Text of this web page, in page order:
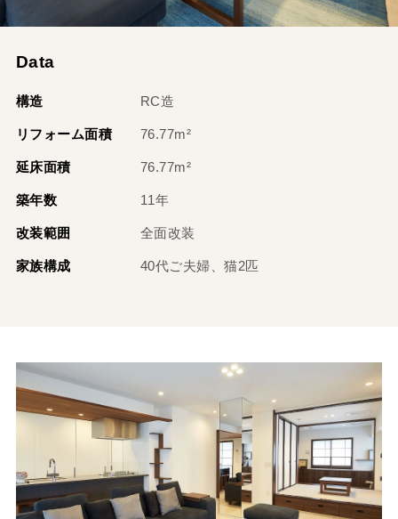
Data
構造 RC造
リフォーム面積 76.77m²
延床面積 76.77m²
築年数 11年
改装範囲 全面改装
家族構成 40代ご夫婦、猫2匹